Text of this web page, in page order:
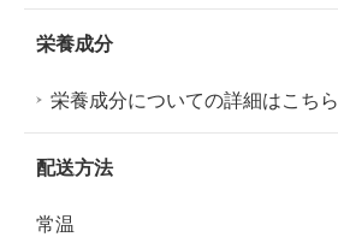
栄養成分
栄養成分についての詳細はこちら
配送方法
常温